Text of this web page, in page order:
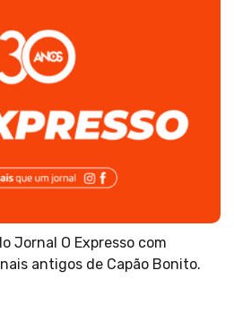
Jornal O Expresso com
antigos de Capão Bonito.